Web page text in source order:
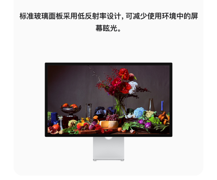
标准玻璃面板采用低反射率设计，可减少使用环境中的屏
幕眩光。